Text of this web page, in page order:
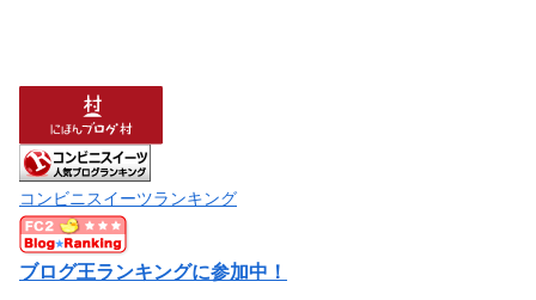
コンビニスイーツランキング
ブログ王ランキングに参加中！